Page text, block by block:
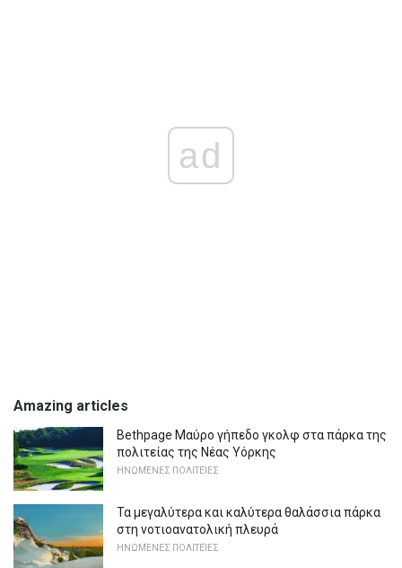
ad
Amazing articles
Bethpage Μαύρο γήπεδο γκολφ στα πάρκα της
πολιτείας της Νέας Υόρκης
ΗΝΩΜΈΝΕΣ ΠΟΛΙΤΕΊΕΣ
Τα μεγαλύτερα και καλύτερα θαλάσσια πάρκα
στη νοτιοανατολική πλευρά
ΗΝΩΜΈΝΕΣ ΠΟΛΙΤΕΊΕΣ